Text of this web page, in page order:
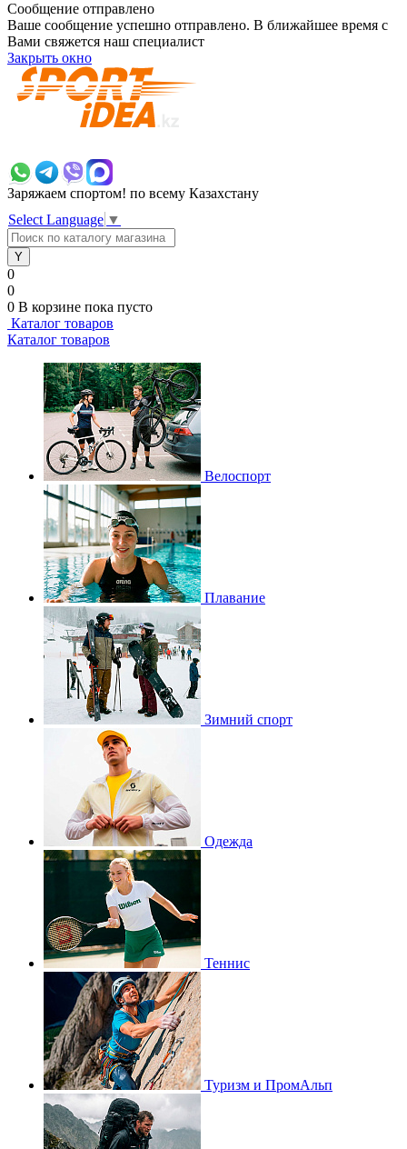
Сообщение отправлено
Ваше сообщение успешно отправлено. В ближайшее время с
Вами свяжется наш специалист
Закрыть окно
Заряжаем спортом! по всему Казахстану
Select Language ▼
0
0
0 В корзине пока пусто
Каталог товаров
Каталог товаров
Велоспорт
Плавание
Зимний спорт
Одежда
Теннис
Туризм и ПромАльп